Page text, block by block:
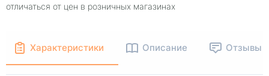
отличаться от цен в розничных магазинах
Характеристики Описание Отзывы